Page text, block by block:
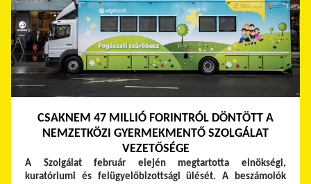
CSAKNEM 47 MILLIÓ FORINTRÓL DÖNTÖTT A
NEMZETKÖZI GYERMEKMENTŐ SZOLGÁLAT
VEZETŐSÉGE
A Szolgálat február elején megtartotta elnökségi,
kuratóriumi és felügyelőbizottsági ülését. A beszámolók